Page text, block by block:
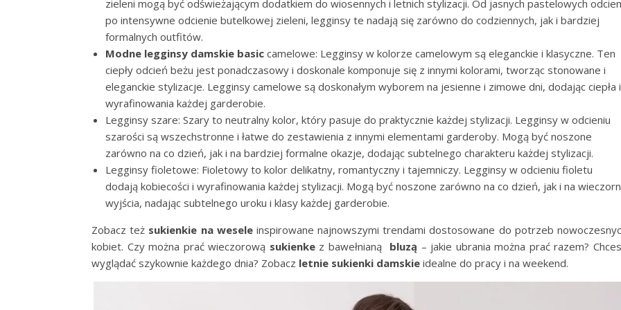
zieleni mogą być odświeżającym dodatkiem do wiosennych i letnich stylizacji. Od jasnych pastelowych
po intensywne odcienie butelkowej zieleni, legginsy te nadają się zarówno do codziennych, jak i bardziej
formalnych outfitów.
Modne legginsy damskie basic camelowe: Legginsy w kolorze camelowym są eleganckie i klasyczne. Ten
ciepły odcień beżu jest ponadczasowy i doskonale komponuje się z innymi kolorami, tworząc stonowane i
eleganckie stylizacje. Legginsy camelowe są doskonałym wyborem na jesienne i zimowe dni, dodając ciepła i
wyrafinowania każdej garderobie.
Legginsy szare: Szary to neutralny kolor, który pasuje do praktycznie każdej stylizacji. Legginsy w odcieniu
szarości są wszechstronne i łatwe do zestawienia z innymi elementami garderoby. Mogą być noszone
zarówno na co dzień, jak i na bardziej formalne okazje, dodając subtelnego charakteru każdej stylizacji.
Legginsy fioletowe: Fioletowy to kolor delikatny, romantyczny i tajemniczy. Legginsy w odcieniu fioletu
dodają kobiecości i wyrafinowania każdej stylizacji. Mogą być noszone zarówno na co dzień, jak i na
wyjścia, nadając subtelnego uroku i klasy każdej garderobie.
Zobacz też sukienkie na weseleinspirowane najnowszymi trendami dostosowane do potrzeb
kobiet. Czy można prać wieczorową sukienke z bawełnianą bluzą – jakie ubrania można prać razem?
wyglądać szykownie każdego dnia? Zobacz letnie sukienki damskie idealne do pracy i na weekend.